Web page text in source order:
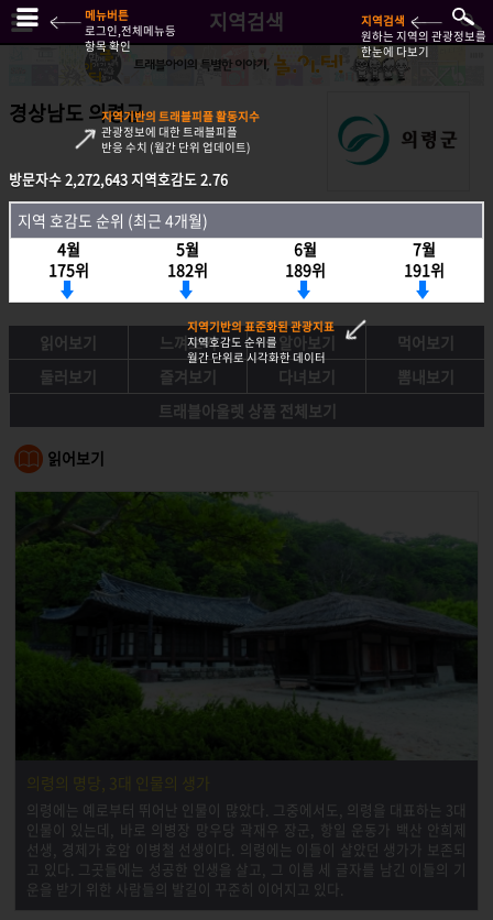
지역검색
경상남도 의령군
방문자수2,272,643지역호감도2.76
지역호감도 순위 (최근 4개월)
4월
175위
5월
182위
6월
189위
7월
191위
읽어보기 느껴보기 알아보기
먹어보기
둘러보기
즐겨보기 다녀보기
뽐내보기
트래블아울렛 상품 전체보기
읽어보기
의령의 명당, 3대 인물의 생가
의령에는 예로부터 뛰어난 인물이 많았다. 그중에서도, 의령을 대표하는 3대
인물이 있는데, 바로 의병장 망우당 곽재우 장군, 항일 운동가 백산 안희제
선생, 경제가 호암 이병철 선생이다. 의령에는 이들이 살았던 생가가 보존되
고 있다. 그곳들에는 성공한 인생을 살고, 그 이름 세 글자를 남긴 이들의 기
운을 받기 위한 사람들의 발길이 꾸준히 이어지고 있다.
방문자수2,272,643지역호감도2.76
지역 호감도 순위 (최근 4개월)
4월
175위
5월
182위
6월
189위
7월
191위
메뉴버튼
로그인,전체메뉴등
항목 확인
지역검색
원하는 지역의 관광정보를
한눈에 다보기
지역기반의 트래블피플 활동지수
관광정보에 대한 트래블피플
반응 수치 (월간 단위 업데이트)
지역기반의 표준화된 관광지표
지역호감도 순위를
월간 단위로 시각화한 데이터